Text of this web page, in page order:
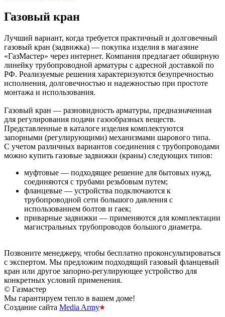
Газовый кран
Лучший вариант, когда требуется практичный и долговечный
газовый кран (задвижка) — покупка изделия в магазине
«ГазМастер» через интернет. Компания предлагает обширную
линейку трубопроводной арматуры с адресной доставкой по
РФ. Реализуемые решения характеризуются безупречностью
исполнения, долговечностью и надежностью при простоте
монтажа и использования.
Газовый кран — разновидность арматуры, предназначенная
для регулирования подачи газообразных веществ.
Представленные в каталоге изделия комплектуются
запорными (регулирующими) механизмами шарового типа.
С учетом различных вариантов соединения с трубопроводами
можно купить газовые задвижки (краны) следующих типов:
муфтовые — подходящее решение для бытовых нужд,
соединяются с трубами резьбовым путем;
фланцевые — устройства подключаются к
трубопроводной сети большого давления с
использованием болтов и гаек;
приварные задвижки — применяются для комплектации
магистральных трубопроводов большого диаметра.
Позвоните менеджеру, чтобы бесплатно проконсультироваться
с экспертом. Мы предложим подходящий газовый фланцевый
кран или другое запорно-регулирующее устройство для
конкретных условий применения.
© Газмастер
Мы гарантируем тепло в вашем доме!
Создание сайта Media Army